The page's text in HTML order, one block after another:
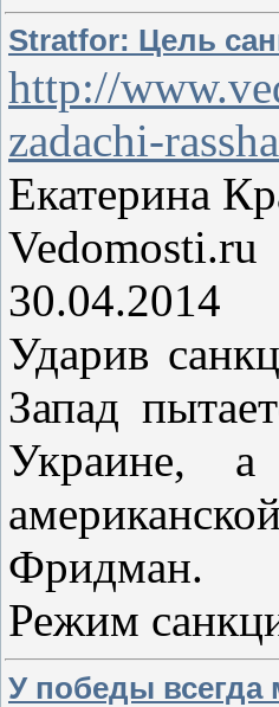
Stratfor: Цель
http://
zadachi-
Екатерина
Vedomosti.ru
30.04.2014
Ударив
Запад
Украине, а
Фридман.
Режим
У победы всегда